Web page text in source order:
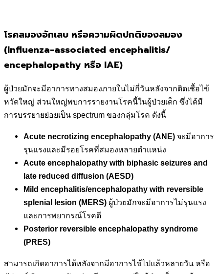
โรคสมองอักเสบ หรือความผิดปกติของสมอง
(Influenza-associated encephalitis/
encephalopathy หรือ IAE)
ผู้ป่วยมักจะมีอาการทางสมองภายในไม่กี่วันหลังจากติดเชื้อไข้
หวัดใหญ่ ส่วนใหญ่พบการรายงานโรคนี้ในผู้ป่วยเด็ก ซึ่งได้มี
การบรรยายย่อยเป็น spectrum ของกลุ่มโรค ดังนี้
Acute necrotizing encephalopathy (ANE) จะมีอาการ
รุนแรงและมีรอยโรคที่สมองหลายตำแหน่ง
Acute encephalopathy with biphasic seizures and
late reduced diffusion (AESD)
Mild encephalitis/encephalopathy with reversible
splenial lesion (MERS) ผู้ป่วยมักจะมีอาการไม่รุนแรง
และการพยากรณ์โรคดี
Posterior reversible encephalopathy syndrome
(PRES)
สามารถเกิดอาการได้หลังจากมีอาการไข้ไปแล้วหลายวัน หรือ